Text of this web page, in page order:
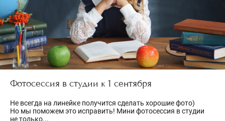
Фотосессия в студии к 1 сентября
Не всегда на линейке получится сделать хорошие фото)
Но мы поможем это исправить! Мини фотосессия в студии
не только...